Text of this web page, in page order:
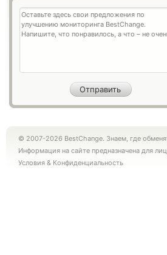
© 2007-2026 BestChange. Знаем, где
Информация на сайте предназначена для
Условия & Конфиденциальность